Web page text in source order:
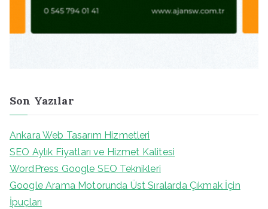
Son Yazılar
Ankara Web Tasarım Hizmetleri
SEO Aylık Fiyatları ve Hizmet Kalitesi
WordPress Google SEO Teknikleri
Google Arama Motorunda Üst Sıralarda Çıkmak İçin
İpuçları